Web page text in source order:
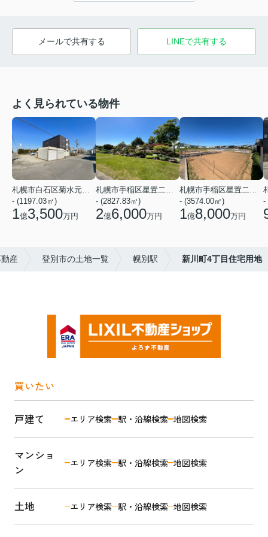
メールで共有する LINEで共有する
よく見られている物件
札幌市白石区菊水元町二条５丁目
- (1197.03㎡)
1億3,500万円
札幌市手稲区星置二条７丁目
- (2827.83㎡)
2億6,000万円
札幌市手稲区星置二条７丁目
- (3574.00㎡)
1億8,000万円
-
産 登別市の土地一覧 幌別駅 新川町4丁目住宅用地
買いたい
戸建て エリア検索 駅・沿線検索 地図検索
マンショ
ン
エリア検索 駅・沿線検索 地図検索
土地 エリア検索 駅・沿線検索 地図検索